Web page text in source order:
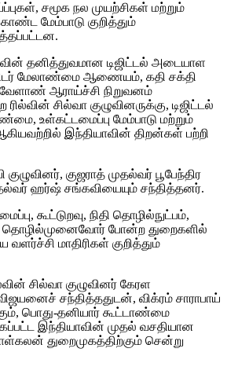
சமூக நல முயற்சிகள் மற்றும்
மேம்பாடு குறித்தும்
தனித்துவமான டிஜிட்டல் அடையாள
மேலாண்மை ஆணையம், கதி சக்தி
வேளாண் ஆராய்ச்சி நிறுவனம்
சில்வா குழுவினருக்கு, டிஜிட்டல்
உள்கட்டமைப்பு மேம்பாடு மற்றும்
இந்தியாவின் திறன்கள் பற்றி
குஜராத் முதல்வர் பூபேந்திர
ஹர்ஷ் சங்கவியையும் சந்தித்தனர்.
கூட்டுறவு, நிதி தொழில்நுட்பம்,
தொழில்முனைவோர் போன்ற துறைகளில்
மாதிரிகள் குறித்தும்
சில்வா குழுவினர் கேரள
சந்தித்ததுடன், விக்ரம் சாராபாய்
பொது-தனியார் கூட்டாண்மை
இந்தியாவின் முதல் வசதியான
துறைமுகத்திற்கும் சென்று